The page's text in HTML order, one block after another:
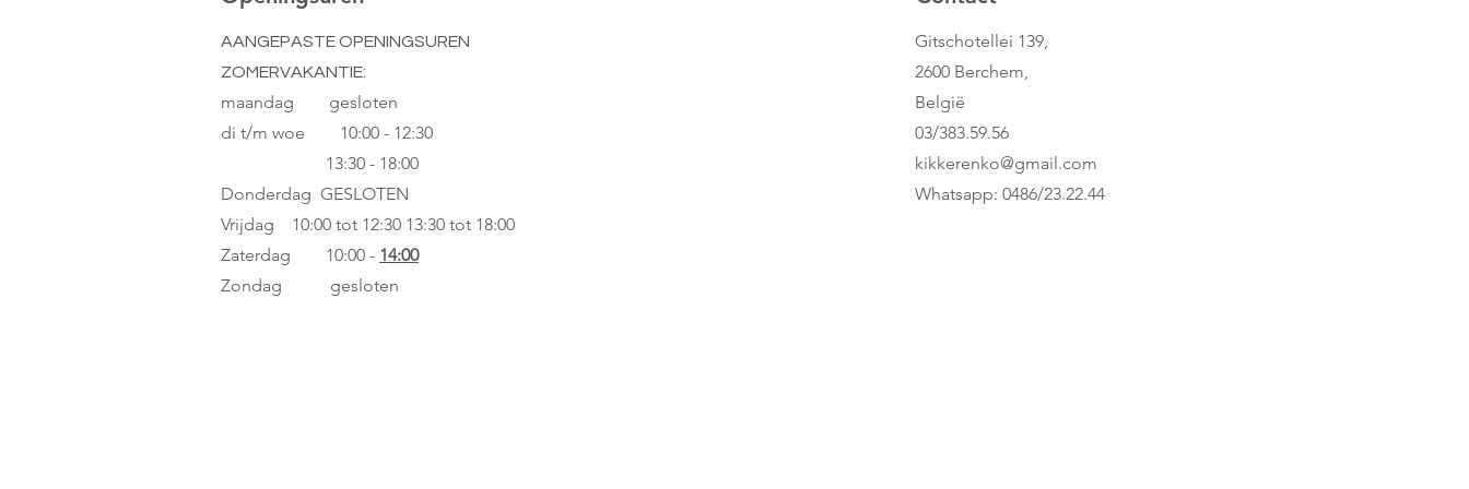
AANGEPASTE OPENINGSUREN
ZOMERVAKANTIE:
maandag gesloten
di t/m woe 10:00 - 12:30
13:30 - 18:00
Donderdag GESLOTEN
Vrijdag 10:00 tot 12:30 13:30 tot 18:00
Zaterdag 10:00 - 14:00
Zondag gesloten
Gitschotellei 139,
2600 Berchem,
België
03/383.59.56
kikkerenko@gmail.com
Whatsapp: 0486/23.22.44